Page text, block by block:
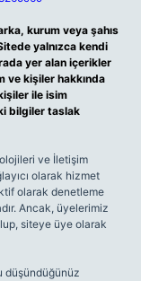
kurum veya şahıs
yalnızca kendi
yer alan içerikler
ve kişiler hakkında
ile isim
bilgiler taslak
ve İletişim
olarak hizmet
olarak denetleme
Ancak, üyelerimiz
siteye üye olarak
düşündüğünüz